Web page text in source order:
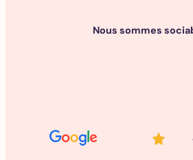
Nous sommes